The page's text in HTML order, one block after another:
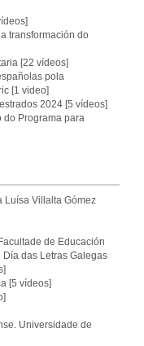
transformación do
[22 vídeos]
pola
[1 video]
2024 [5 vídeos]
do Programa para
Luísa Villalta Gómez
de Educación
das Letras Galegas
[5 vídeos]
Universidade de